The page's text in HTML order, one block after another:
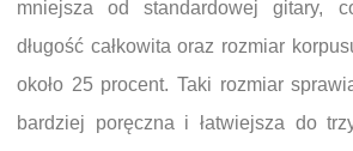
mniejsza od standardowej gitary,
długość całkowita oraz rozmiar
około 25 procent. Taki rozmiar
bardziej poręczna i łatwiejsza do